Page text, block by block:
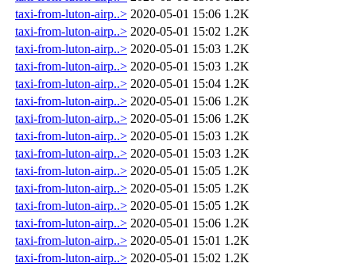
taxi-from-luton-airp..> 2020-05-01 15:06 1.2K
taxi-from-luton-airp..> 2020-05-01 15:02 1.2K
taxi-from-luton-airp..> 2020-05-01 15:03 1.2K
taxi-from-luton-airp..> 2020-05-01 15:03 1.2K
taxi-from-luton-airp..> 2020-05-01 15:04 1.2K
taxi-from-luton-airp..> 2020-05-01 15:06 1.2K
taxi-from-luton-airp..> 2020-05-01 15:06 1.2K
taxi-from-luton-airp..> 2020-05-01 15:03 1.2K
taxi-from-luton-airp..> 2020-05-01 15:03 1.2K
taxi-from-luton-airp..> 2020-05-01 15:05 1.2K
taxi-from-luton-airp..> 2020-05-01 15:05 1.2K
taxi-from-luton-airp..> 2020-05-01 15:05 1.2K
taxi-from-luton-airp..> 2020-05-01 15:06 1.2K
taxi-from-luton-airp..> 2020-05-01 15:01 1.2K
taxi-from-luton-airp..> 2020-05-01 15:02 1.2K